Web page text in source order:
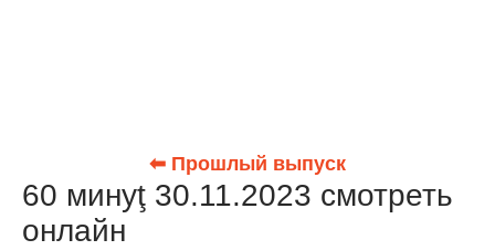
⬅ Прошлый выпуск
60 минуţ 30.11.2023 смотреть
онлайн